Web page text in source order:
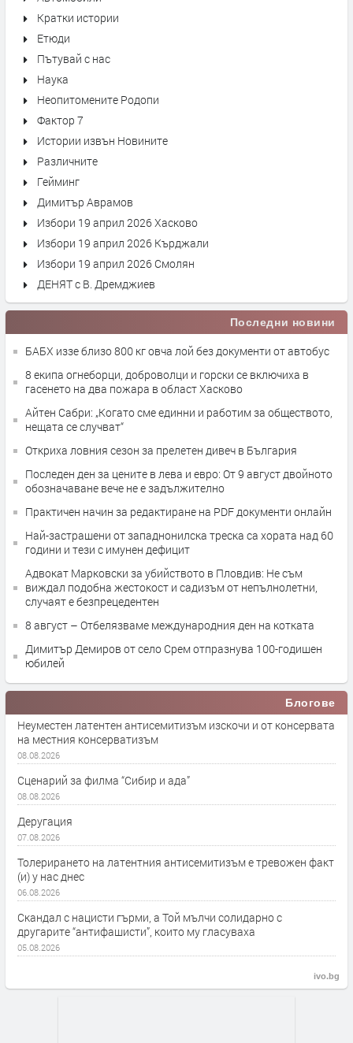
Кратки истории
Етюди
Пътувай с нас
Наука
Неопитомените Родопи
Фактор 7
Истории извън Новините
Различните
Гейминг
Димитър Аврамов
Избори 19 април 2026 Хасково
Избори 19 април 2026 Кърджали
Избори 19 април 2026 Смолян
ДЕНЯТ с В. Дремджиев
Последни новини
БАБХ иззе близо 800 кг овча лой без документи от автобус
8 екипа огнеборци, доброволци и горски се включиха в
гасенето на два пожара в област Хасково
Айтен Сабри: „Когато сме единни и работим за обществото,
нещата се случват“
Откриха ловния сезон за прелетен дивеч в България
Последен ден за цените в лева и евро: От 9 август двойното
обозначаване вече не е задължително
Практичен начин за редактиране на PDF документи онлайн
Най-застрашени от западнонилска треска са хората над 60
години и тези с имунен дефицит
Адвокат Марковски за убийството в Пловдив: Не съм
виждал подобна жестокост и садизъм от непълнолетни,
случаят е безпрецедентен
8 август – Отбелязваме международния ден на котката
Димитър Демиров от село Срем отпразнува 100-годишен
юбилей
Блогове
Неуместен латентен антисемитизъм изскочи и от консервата
на местния консерватизъм
08.08.2026
Сценарий за филма “Сибир и ада”
08.08.2026
Деругация
07.08.2026
Толерирането на латентния антисемитизъм е тревожен факт
(и) у нас днес
06.08.2026
Скандал с нацисти гърми, а Той мълчи солидарно с
другарите “антифашисти”, които му гласуваха
05.08.2026
ivo.bg